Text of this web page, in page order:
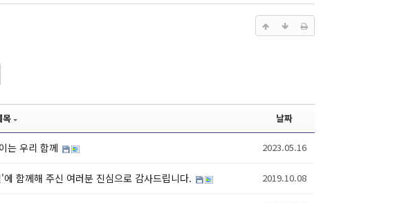
목 날짜
는 우리 함께 2023.05.16
함께해 주신 여러분 진심으로 감사드립니다. 2019.10.08